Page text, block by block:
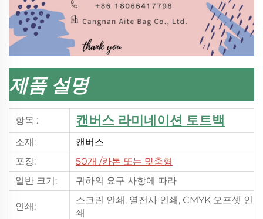
제품 설명
항목 : 캔버스 라미네이션 토트백
소재:
캔버스
포장:
50개 /카톤 또는 맞춤형
일반 크기:
귀하의 요구 사항에 따라
인쇄:
스크린 인쇄, 열전사 인쇄, CMYK 오프셋 인
쇄